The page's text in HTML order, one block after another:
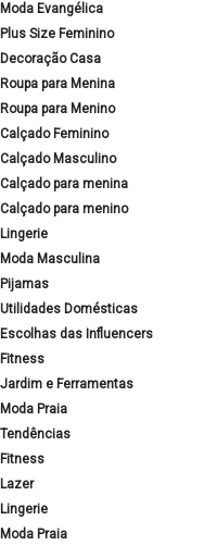
Moda Evangélica
Plus Size Feminino
Decoração Casa
Roupa para Menina
Roupa para Menino
Calçado Feminino
Calçado Masculino
Calçado para menina
Calçado para menino
Lingerie
Moda Masculina
Pijamas
Utilidades Domésticas
Escolhas das Influencers
Fitness
Jardim e Ferramentas
Moda Praia
Tendências
Fitness
Lazer
Lingerie
Moda Praia